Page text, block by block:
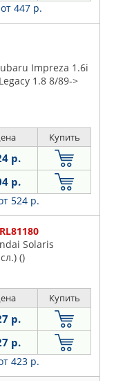
от 447 р.
Impreza 1.6i
1.8 8/89->
Купить
р.
р.
524 р.
Solaris
()
Купить
р.
р.
423 р.